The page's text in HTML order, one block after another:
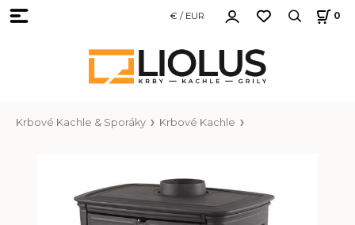
€ / EUR 0
Krbové Kachle & Sporáky Krbové Kachle